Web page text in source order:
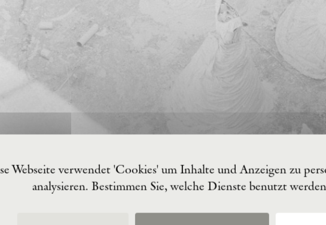
Webseite verwendet 'Cookies' um Inhalte und Anzeigen zu
analysieren. Bestimmen Sie, welche Dienste benutzt